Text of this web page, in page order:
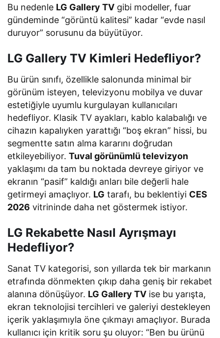
Bu nedenle LG Gallery TV gibi modeller, fuar
gündeminde “görüntü kalitesi” kadar “evde nasıl
duruyor” sorusunu da büyütüyor.
LG Gallery TV Kimleri Hedefliyor?
Bu ürün sınıfı, özellikle salonunda minimal bir
görünüm isteyen, televizyonu mobilya ve duvar
estetiğiyle uyumlu kurgulayan kullanıcıları
hedefliyor. Klasik TV ayakları, kablo kalabalığı ve
cihazın kapalıyken yarattığı “boş ekran” hissi, bu
segmentte satın alma kararını doğrudan
etkileyebiliyor.Tuval görünümlü televizyon
yaklaşımı da tam bu noktada devreye giriyor ve
ekranın “pasif” kaldığı anları bile değerli hale
getirmeyi amaçlıyor. LG tarafı, bu beklentiyi CES
2026 vitrininde daha net göstermek istiyor.
LG Rekabette Nasıl Ayrışmayı
Hedefliyor?
Sanat TV kategorisi, son yıllarda tek bir markanın
etrafında dönmekten çıkıp daha geniş bir rekabet
alanına dönüşüyor. LG Gallery TV ise bu yarışta,
ekran teknolojisi tercihleri ve galeriyi destekleyen
içerik yaklaşımıyla öne çıkmayı amaçlıyor. Burada
kullanıcı için kritik soru şu oluyor: “Ben bu ürünü